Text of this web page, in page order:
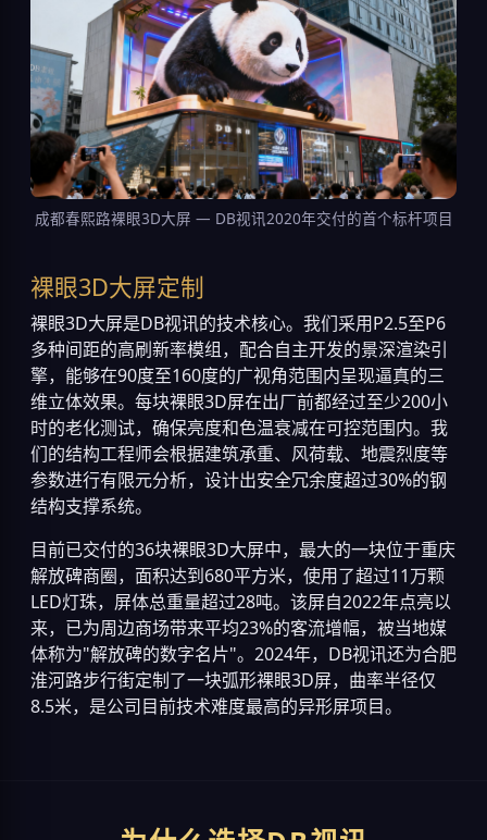
成都春熙路裸眼3D大屏 — DB视讯2020年交付的首个标杆项目
裸眼3D大屏定制
裸眼3D大屏是DB视讯的技术核心。我们采用P2.5至P6
多种间距的高刷新率模组，配合自主开发的景深渲染引
擎，能够在90度至160度的广视角范围内呈现逼真的三
维立体效果。每块裸眼3D屏在出厂前都经过至少200小
时的老化测试，确保亮度和色温衰减在可控范围内。我
们的结构工程师会根据建筑承重、风荷载、地震烈度等
参数进行有限元分析，设计出安全冗余度超过30%的钢
结构支撑系统。
目前已交付的36块裸眼3D大屏中，最大的一块位于重庆
解放碑商圈，面积达到680平方米，使用了超过11万颗
LED灯珠，屏体总重量超过28吨。该屏自2022年点亮以
来，已为周边商场带来平均23%的客流增幅，被当地媒
体称为"解放碑的数字名片"。2024年，DB视讯还为合肥
淮河路步行街定制了一块弧形裸眼3D屏，曲率半径仅
8.5米，是公司目前技术难度最高的异形屏项目。